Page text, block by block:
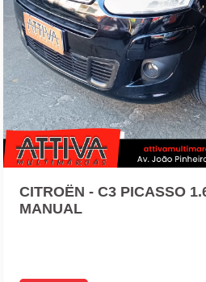
CITROËN - C3 PICASSO
MANUAL